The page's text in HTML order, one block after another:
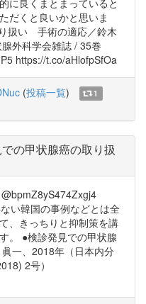
に良くまとまっていると
だくと良いかと思いま
扱い 手術の適応／鈴木
外科学会雑誌 / 35巻
https://t.co/aHlofpSfOa
(投稿一覧) 1
の甲状腺癌の取り扱
い韓国の事例などとは全
、きっちりと抑制策を講
。 ●検診発見での甲状腺
一、2018年（日本内分
2号）